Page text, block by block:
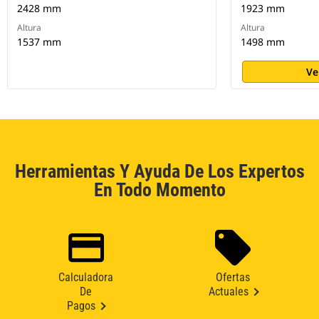
2428 mm
Altura
1537 mm
1923 mm
Altura
1498 mm
Herramientas Y Ayuda De Los Expertos
En Todo Momento
Calculadora
De
Pagos
Ofertas
Actuales